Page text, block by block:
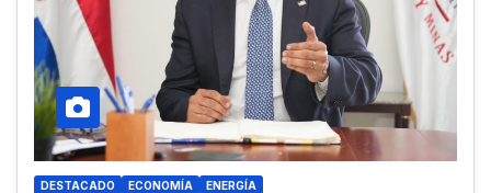
DESTACADO ECONOMÍA ENERGÍA